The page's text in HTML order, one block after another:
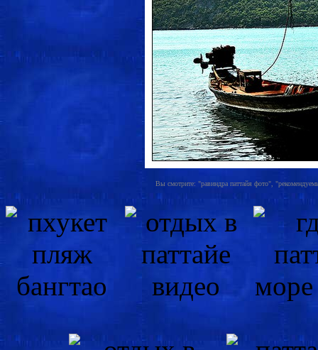
Вы смотрите: "равиндра паттайя фото",